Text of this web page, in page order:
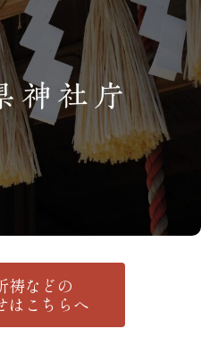
祷などの
はこちらへ